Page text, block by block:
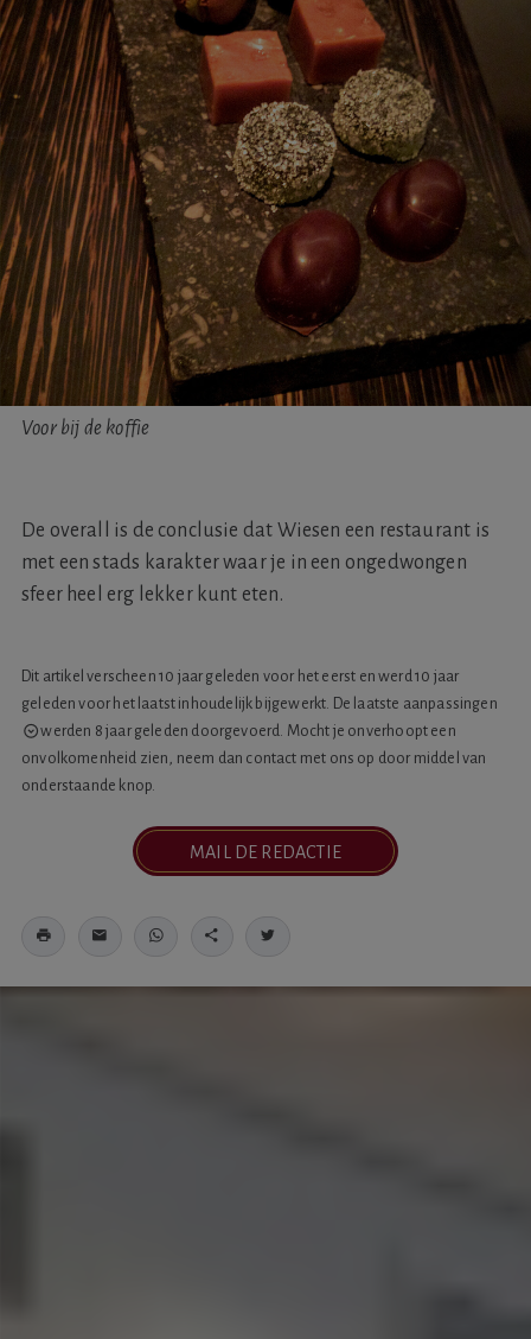
Voor bij de koffie
De overall is de conclusie dat Wiesen een restaurant is
met een stads karakter waar je in een ongedwongen
sfeer heel erg lekker kunt eten.
Dit artikel verscheen 10 jaar geleden voor het eerst en werd 10 jaar
geleden voor het laatst inhoudelijk bijgewerkt. De laatste aanpassingen
werden 8 jaar geleden doorgevoerd. Mocht je onverhoopt een
onvolkomenheid zien, neem dan contact met ons op door middel van
onderstaande knop.
MAIL DE REDACTIE